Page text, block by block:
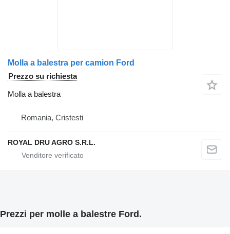
Molla a balestra per camion Ford
Prezzo su richiesta
Molla a balestra
Romania, Cristesti
ROYAL DRU AGRO S.R.L.
Prezzi per molle a balestre Ford.